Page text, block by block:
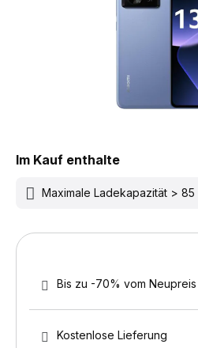
Im Kauf enthalte
Maximale Ladekapazität > 85
Bis zu -70% vom Neupreis
Kostenlose Lieferung